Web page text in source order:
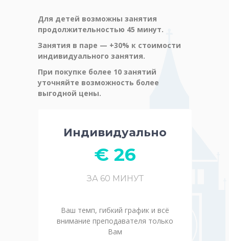
Для детей возможны занятия
продолжительностью 45 минут.
Занятия в паре — +30% к стоимости
индивидуального занятия.
При покупке более 10 занятий
уточняйте возможность более
выгодной цены.
Индивидуально
€ 26
ЗА 60 МИНУТ
Ваш темп, гибкий график и всё
внимание преподавателя только
Вам